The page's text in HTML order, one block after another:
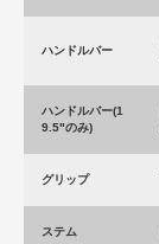
ハンドルバー
ハンドルバー(1
9.5"のみ)
グリップ
ステム